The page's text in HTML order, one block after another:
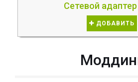
Сетевой
ДОБАВИТЬ